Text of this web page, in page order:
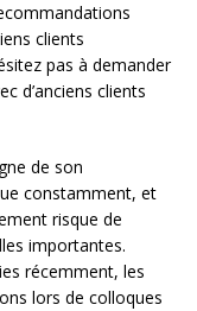
clients
pas à demander
d’anciens clients
de son
constamment, et
risque de
importantes.
récemment, les
lors de colloques